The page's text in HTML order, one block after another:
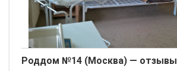
Роддом №14 (Москва) — отзывы